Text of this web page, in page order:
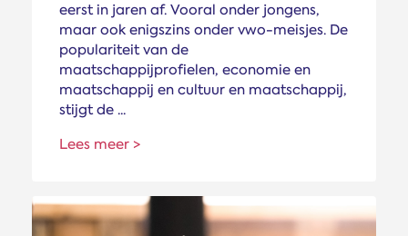
eerst in jaren af. Vooral onder jongens,
maar ook enigszins onder vwo-meisjes. De
populariteit van de
maatschappijprofielen, economie en
maatschappij en cultuur en maatschappij,
stijgt de ...
Lees meer >